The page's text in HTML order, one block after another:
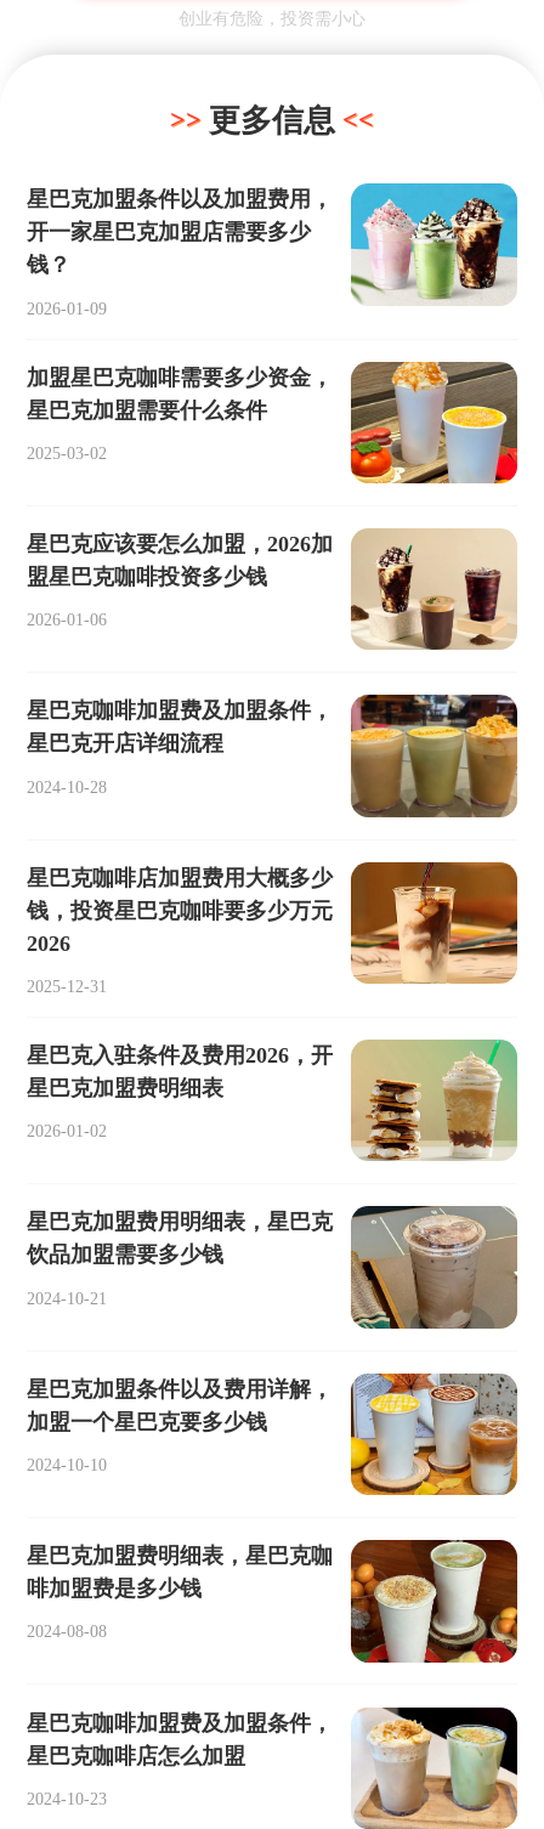
创业有危险，投资需小心
更多信息
星巴克加盟条件以及加盟费用，
开一家星巴克加盟店需要多少
钱？
2026-01-09
加盟星巴克咖啡需要多少资金，
星巴克加盟需要什么条件
2025-03-02
星巴克应该要怎么加盟，2026加
盟星巴克咖啡投资多少钱
2026-01-06
星巴克咖啡加盟费及加盟条件，
星巴克开店详细流程
2024-10-28
星巴克咖啡店加盟费用大概多少
钱，投资星巴克咖啡要多少万元
2026
2025-12-31
星巴克入驻条件及费用2026，开
星巴克加盟费明细表
2026-01-02
星巴克加盟费用明细表，星巴克
饮品加盟需要多少钱
2024-10-21
星巴克加盟条件以及费用详解，
加盟一个星巴克要多少钱
2024-10-10
星巴克加盟费明细表，星巴克咖
啡加盟费是多少钱
2024-08-08
星巴克咖啡加盟费及加盟条件，
星巴克咖啡店怎么加盟
2024-10-23